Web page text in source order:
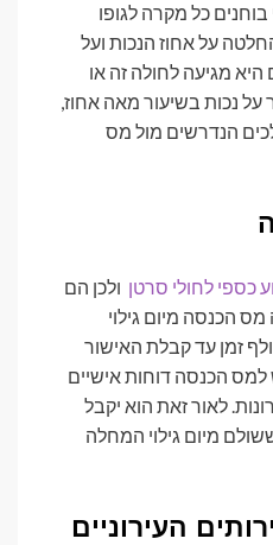
כל מקרה לגופו
על אחוז הנכות ועל
מגיעה לחולה זה או
נכות בשיעור מאה אחוז,
הנדרשים מול מס
כספי לחולי סרטן ולכן הם
הכנסה מיום גילוי
זמן עד קבלת האישור
למס הכנסה דוחות אישיים
לאור זאת הוא יקבל
מיום גילוי המחלה
העירוניים